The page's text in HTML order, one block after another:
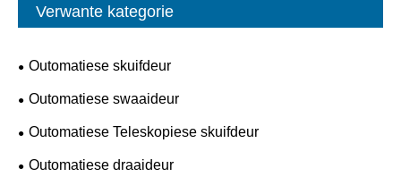
Verwante kategorie
Outomatiese skuifdeur
Outomatiese swaaideur
Outomatiese Teleskopiese skuifdeur
Outomatiese draaideur